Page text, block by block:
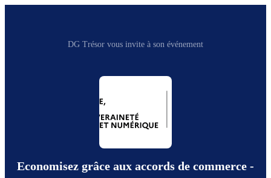
DG Trésor vous invite à son événement
Economisez grâce aux accords de commerce -